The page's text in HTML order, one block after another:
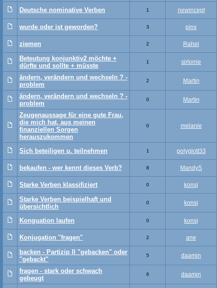
Deutsche nominative Verben 1 newincept
wurde oder ist geworden? 3 pinx
ziemen 2 Rahel
Beteutung konjunktiv2 möchte +
dürfte und sollte + müsste
1 sirlorrie
ändern, verändern und wechseln ? -
problem
2 Martin
ändern, verändern und wechseln ? -
problem
0 Martin
Zeugenaussage für eine gute Frau,
die mich hat, aus meinen
finanziellen Sorgen
herauszukommen
0 melanie
Sich beteiligen u. teilnehmen 1 polyglott33
bekaufen - wer kennt dieses Verb? 8 MandyS
Starke Verben klassifiziert 0 konsj
Starke Verben beispielhaft und
übersichtlich
0 konsj
Konguation laufen 0 konsj
Konjugation "fragen" 2 ane
backen - Partizip II "gebacken" oder
"gebackt"
5 daamin
fragen - stark oder schwach
gebeugt
6 daamin